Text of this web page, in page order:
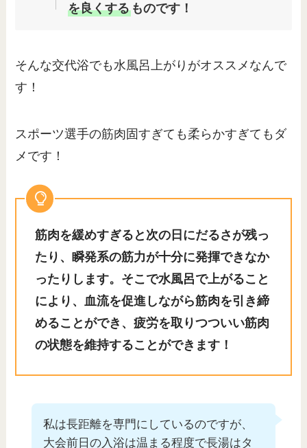
を良くするものです！
そんな交代浴でも水風呂上がりがオススメなんで
す！
スポーツ選手の筋肉固すぎても柔らかすぎてもダ
メです！
筋肉を緩めすぎると次の日にだるさが残っ
たり、瞬発系の筋力が十分に発揮できなか
ったりします。そこで水風呂で上がること
により、血流を促進しながら筋肉を引き締
めることができ、疲労を取りつついい筋肉
の状態を維持することができます！
私は長距離を専門にしているのですが、
大会前日の入浴は温まる程度で長湯はタ